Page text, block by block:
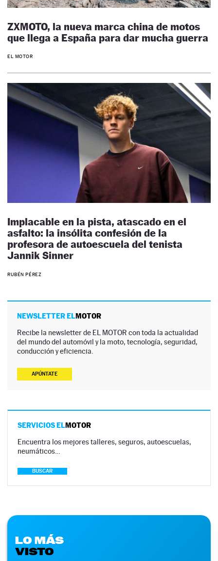
ZXMOTO, la nueva marca china de motos
que llega a España para dar mucha guerra
EL MOTOR
Implacable en la pista, atascado en el
asfalto: la insólita confesión de la
profesora de autoescuela del tenista
Jannik Sinner
RUBÉN PÉREZ
NEWSLETTER ELMOTOR
Recibe la newsletter de EL MOTOR con toda la actualidad
del mundo del automóvil y la moto, tecnología, seguridad,
conducción y eficiencia.
APÚNTATE
SERVICIOS ELMOTOR
Encuentra los mejores talleres, seguros, autoescuelas,
neumáticos…
BUSCAR
LO MÁS
VISTO